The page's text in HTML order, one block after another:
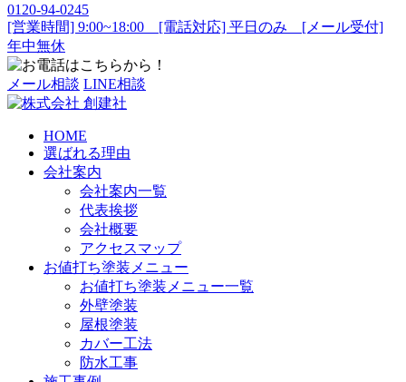
0120-94-0245
[営業時間] 9:00~18:00 [電話対応] 平日のみ [メール受付]
年中無休
メール相談 LINE相談
HOME
選ばれる理由
会社案内
会社案内一覧
代表挨拶
会社概要
アクセスマップ
お値打ち塗装メニュー
お値打ち塗装メニュー一覧
外壁塗装
屋根塗装
カバー工法
防水工事